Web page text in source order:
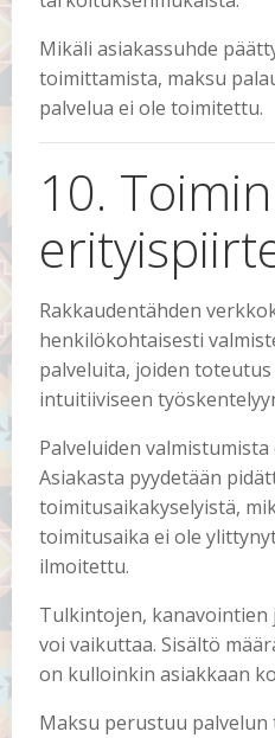
Mikäli asiakassuhde
toimittamista, maksu
palvelua ei ole toimitettu.
10.
Rakkaudentähden
henkilökohtaisesti
palveluita, joiden
intuitiiviseen
Palveluiden
Asiakasta pyydetään
toimitusaikakyselyistä,
toimitusaika ei ole
ilmoitettu.
Tulkintojen, kanavointien
voi vaikuttaa. Sisältö
on kulloinkin asiakkaan
Maksu perustuu palvelun